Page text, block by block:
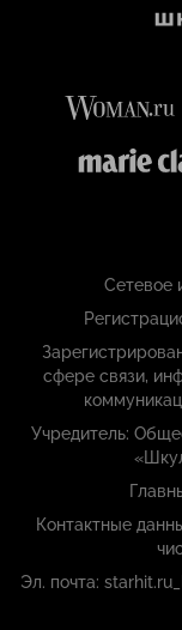
Сетевое
сфере связи,
Учредитель:
Контактные
Эл. почта: